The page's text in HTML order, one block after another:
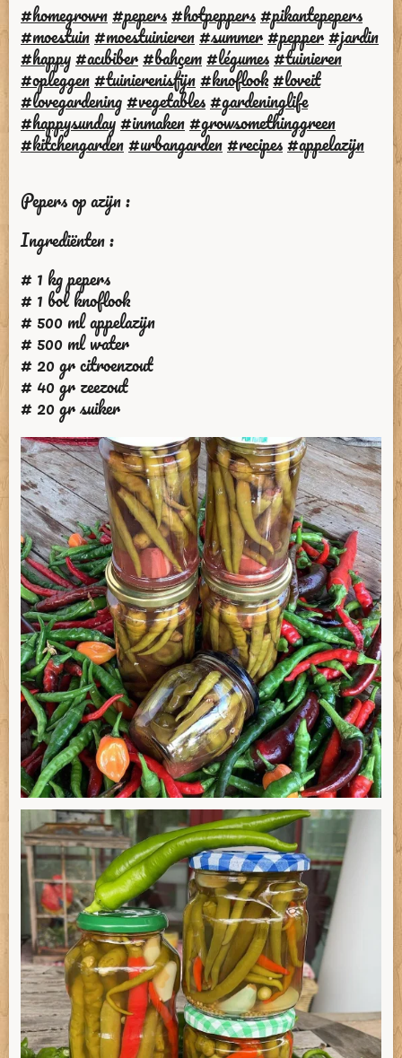
#homegrown#pepers#hotpeppers#pikantepepers
#moestuin#moestuinieren#summer#pepper#jardin
#happy#acıbiber#bahçem#légumes#tuinieren
#opleggen#tuinierenisfijn#knoflook#loveit
#lovegardening#vegetables#gardeninglife
#happysunday#inmaken#growsomethinggreen
#kitchengarden#urbangarden#recipes#appelazijn
Pepers op azijn :
Ingrediënten :
# 1 kg pepers
# 1 bol knoflook
# 500 ml appelazijn
# 500 ml water
# 20 gr citroenzout
# 40 gr zeezout
# 20 gr suiker